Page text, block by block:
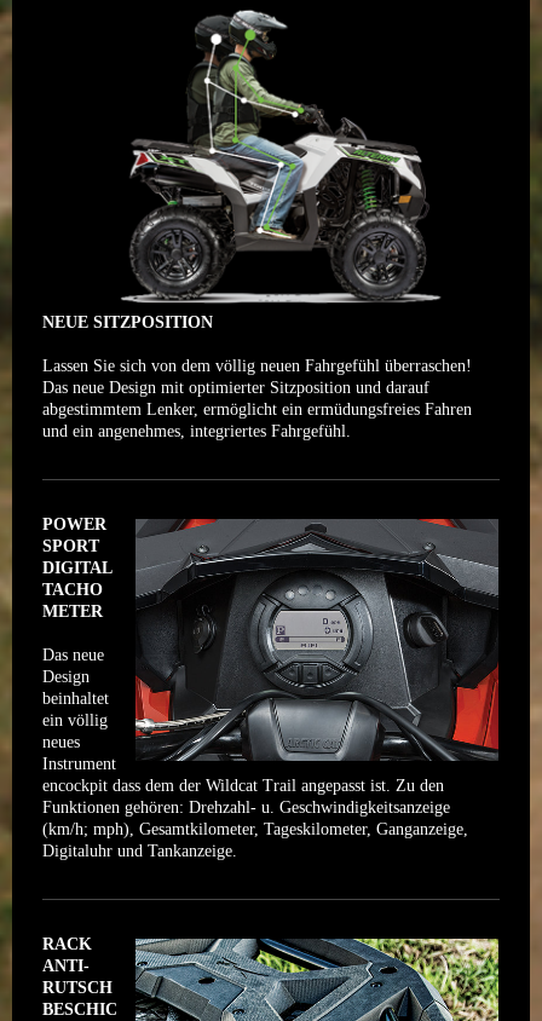
NEUE SITZPOSITION
Lassen Sie sich von dem völlig neuen Fahrgefühl überraschen!
Das neue Design mit optimierter Sitzposition und darauf
abgestimmtem Lenker, ermöglicht ein ermüdungsfreies Fahren
und ein angenehmes, integriertes Fahrgefühl.
POWER
SPORT
DIGITAL
TACHO
METER
Das neue
Design
beinhaltet
ein völlig
neues
Instrument
encockpit dass dem der Wildcat Trail angepasst ist. Zu den
Funktionen gehören: Drehzahl- u. Geschwindigkeitsanzeige
(km/h; mph), Gesamtkilometer, Tageskilometer, Ganganzeige,
Digitaluhr und Tankanzeige.
RACK
ANTI-
RUTSCH
BESCHIC